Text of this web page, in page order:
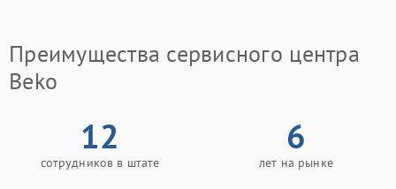
Преимущества сервисного центра
Beko
12
сотрудников в штате
6
лет на рынке